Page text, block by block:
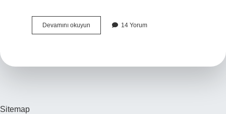
Devamını okuyun
Otu
14 Yorum
Sitemap